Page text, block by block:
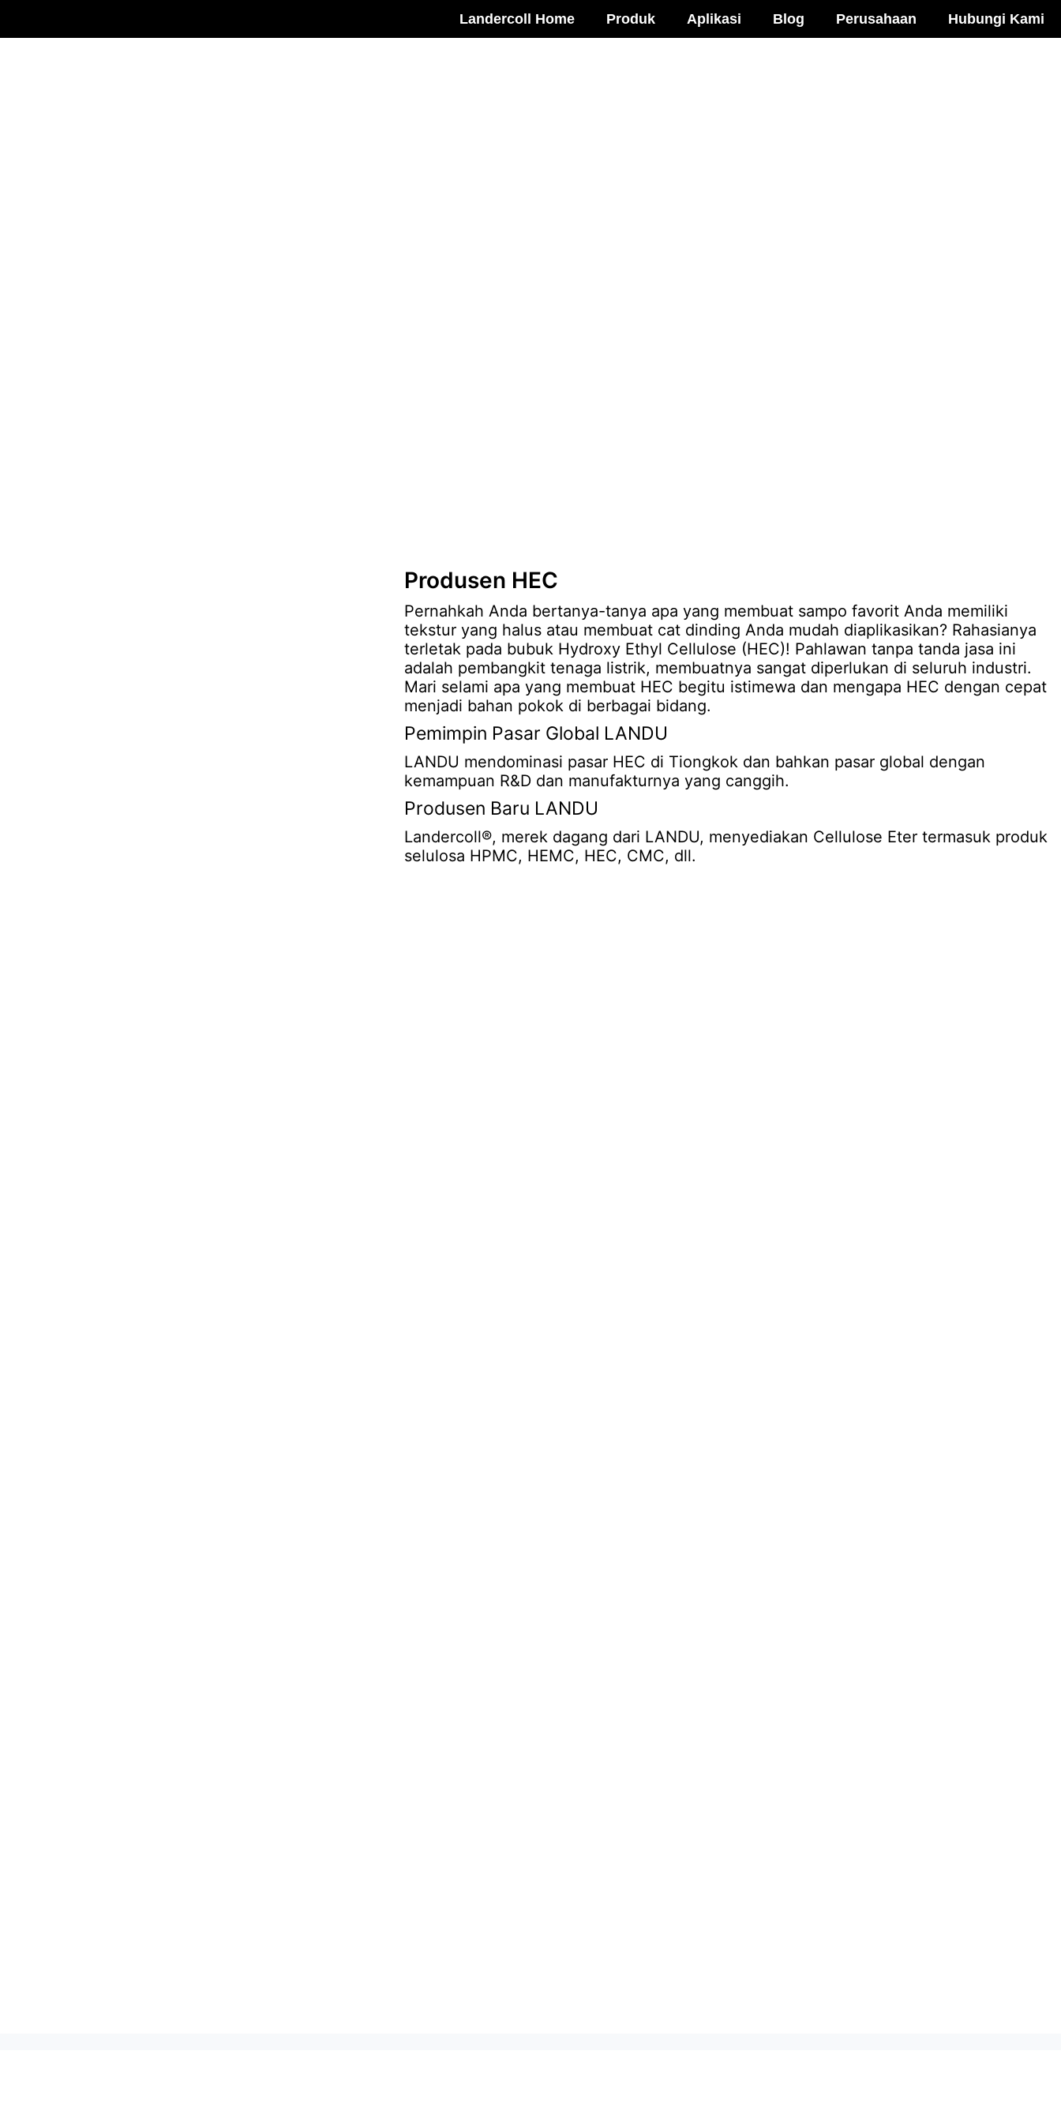
Landercoll Home Produk Aplikasi Blog Perusahaan Hubungi Kami
Produsen HEC
Pernahkah Anda bertanya-tanya apa yang membuat sampo favorit Anda memiliki
tekstur yang halus atau membuat cat dinding Anda mudah diaplikasikan? Rahasianya
terletak pada bubuk Hydroxy Ethyl Cellulose (HEC)! Pahlawan tanpa tanda jasa ini
adalah pembangkit tenaga listrik, membuatnya sangat diperlukan di seluruh industri.
Mari selami apa yang membuat HEC begitu istimewa dan mengapa HEC dengan cepat
menjadi bahan pokok di berbagai bidang.
Pemimpin Pasar Global LANDU
LANDU mendominasi pasar HEC di Tiongkok dan bahkan pasar global dengan
kemampuan R&D dan manufakturnya yang canggih.
Produsen Baru LANDU
Landercoll®, merek dagang dari LANDU, menyediakan Cellulose Eter termasuk produk
selulosa HPMC, HEMC, HEC, CMC, dll.